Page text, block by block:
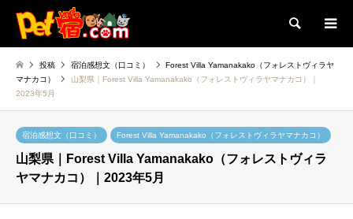
検索
投稿 宿泊感想文（口コミ）
Forest Villa Yamanakako（フォレストヴィラヤ
マナカコ）
山梨県｜Forest Villa Yamanakako（フォレストヴィラヤマナカコ）｜
2023年5月
宿泊感想文（口コミ） Forest Villa Yamanakako（フォレストヴィラヤマナカコ）
山梨県｜Forest Villa Yamanakako（フォレストヴィラ
ヤマナカコ）｜2023年5月